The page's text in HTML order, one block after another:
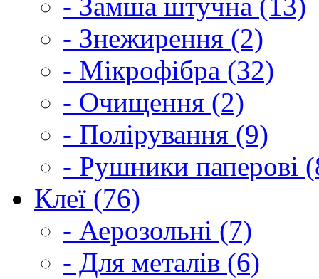
- Знежирення (2)
- Мікрофібра (32)
- Очищення (2)
- Полірування (9)
- Рушники паперові
Клеї (76)
- Аерозольні (7)
- Для металів (6)